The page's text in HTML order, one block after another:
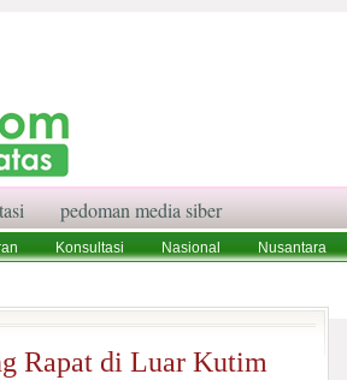
pedoman media siber
Konsultasi Nasional Nusantara
Rapat di Luar Kutim